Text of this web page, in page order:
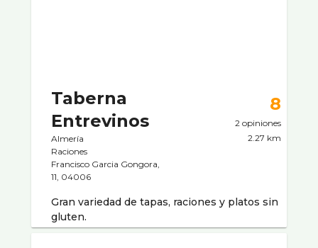
Taberna
Entrevinos
Almería
Raciones
Francisco Garcia Gongora,
11, 04006
8
2 opiniones
2.27 km
Gran variedad de tapas, raciones y platos sin
gluten.